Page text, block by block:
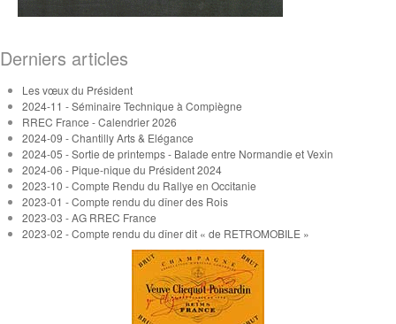
Derniers articles
Les vœux du Président
2024-11 - Séminaire Technique à Compiègne
RREC France - Calendrier 2026
2024-09 - Chantilly Arts & Elégance
2024-05 - Sortie de printemps - Balade entre Normandie et Vexin
2024-06 - Pique-nique du Président 2024
2023-10 - Compte Rendu du Rallye en Occitanie
2023-01 - Compte rendu du dîner des Rois
2023-03 - AG RREC France
2023-02 - Compte rendu du dîner dit « de RETROMOBILE »